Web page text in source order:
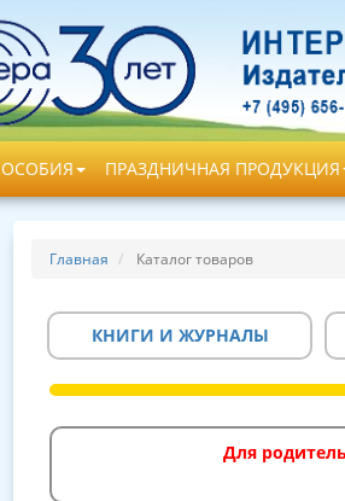
ПРАЗДНИЧНАЯ ПРОДУКЦИЯ
Главная Каталог товаров
КНИГИ И ЖУРНАЛЫ
Для